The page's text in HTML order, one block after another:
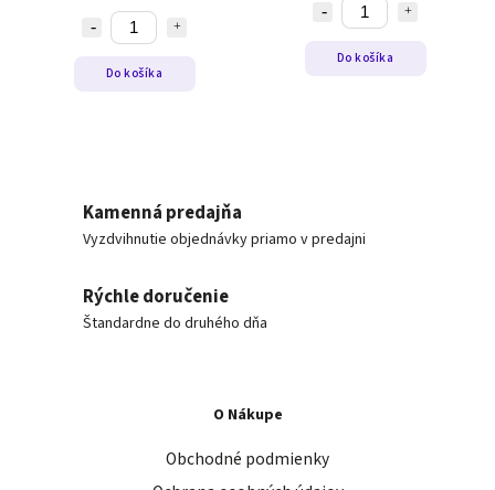
Do košíka
Do košíka
Kamenná predajňa
Vyzdvihnutie objednávky priamo v predajni
Rýchle doručenie
Štandardne do druhého dňa
O Nákupe
Obchodné podmienky